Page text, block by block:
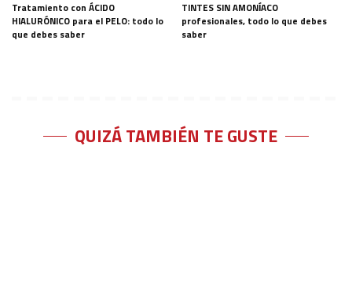
Tratamiento con ÁCIDO
HIALURÓNICO para el PELO: todo lo
que debes saber
TINTES SIN AMONÍACO
profesionales, todo lo que debes
saber
QUIZÁ TAMBIÉN TE GUSTE